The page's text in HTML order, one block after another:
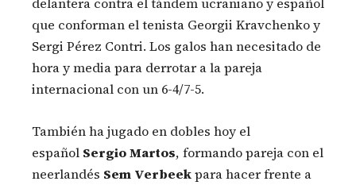
que conforman el tenista Georgii Kravchenko y
Sergi Pérez Contri. Los galos han necesitado de
hora y media para derrotar a la pareja
internacional con un 6-4/7-5.
También ha jugado en dobles hoy el
español Sergio Martos, formando pareja con el
neerlandés Sem Verbeekpara hacer frente a